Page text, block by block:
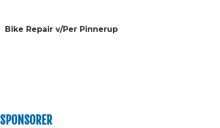
Bike Repair v/Per Pinnerup
SPONSORER